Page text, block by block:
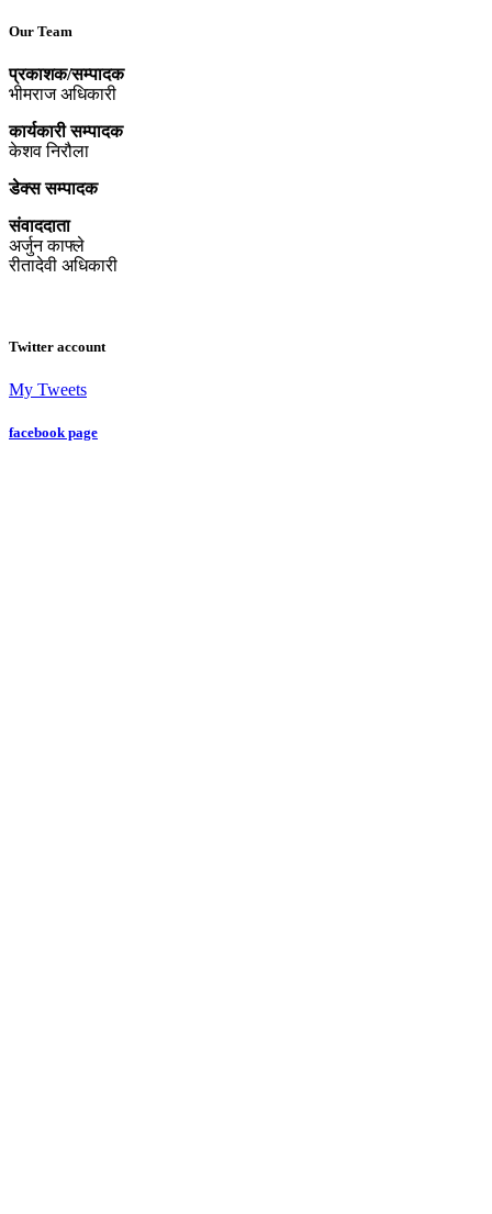
Our Team
प्रकाशक/सम्पादक
भीमराज अधिकारी
कार्यकारी सम्पादक
केशव निरौला
डेक्स सम्पादक
संवाददाता
अर्जुन काफ्ले
रीतादेवी अधिकारी
Twitter account
My Tweets
facebook page